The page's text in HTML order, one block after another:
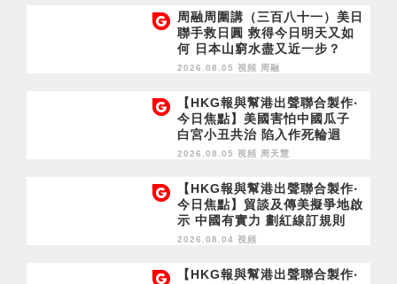
周融周圍講（三百八十一）美日
聯手救日圓 救得今日明天又如
何 日本山窮水盡又近一步？
2026.08.05 視頻 周融
【HKG報與幫港出聲聯合製作‧
今日焦點】美國害怕中國瓜子
白宮小丑共治 陷入作死輪迴
2026.08.05 視頻 周天慧
【HKG報與幫港出聲聯合製作‧
今日焦點】貿談及傳美擬爭地啟
示 中國有實力 劃紅線訂規則
2026.08.04 視頻
【HKG報與幫港出聲聯合製作‧